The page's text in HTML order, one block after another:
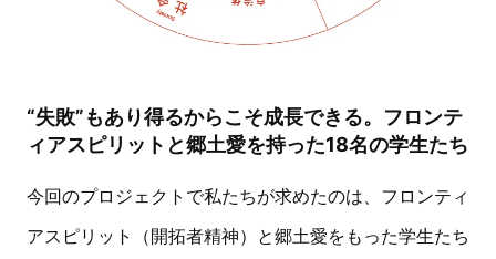
“失敗”もあり得るからこそ成長できる。フロンテ
ィアスピリットと郷土愛を持った18名の学生たち
今回のプロジェクトで私たちが求めたのは、フロンティ
アスピリット（開拓者精神）と郷土愛をもった学生たち